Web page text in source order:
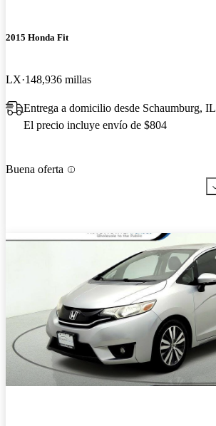
2015 Honda Fit
LX 148,936 millas
Entrega a domicilio desde Schaumburg, IL
El precio incluye envío de $804
Buena oferta